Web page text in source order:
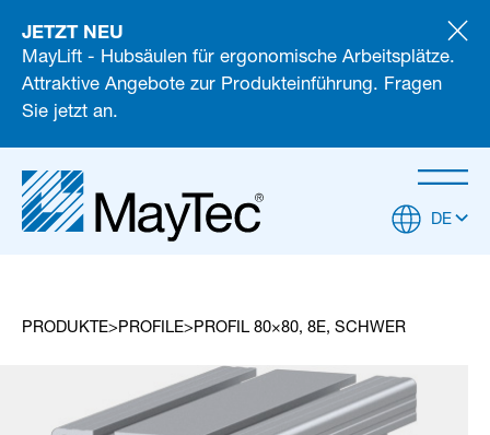
JETZT NEU
MayLift - Hubsäulen für ergonomische Arbeitsplätze.
Attraktive Angebote zur Produkteinführung. Fragen
Sie jetzt an.
DE
PRODUKTE PROFILE PROFIL 80×80, 8E, SCHWER